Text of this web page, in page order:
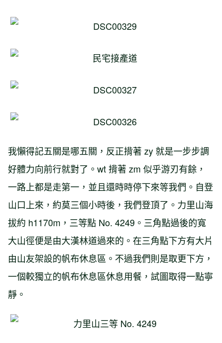
我懶得記五關是哪五關，反正揹著 zy 就是一步步調
好體力向前行就對了。wt 揹著 zm 似乎游刃有餘，
一路上都是走第一，並且還時時停下來等我們。自登
山口上來，約莫三個小時後，我們登頂了。力里山海
拔約 h1170m，三等點 No. 4249。三角點過後的寬
大山徑便是由大漢林道過來的。在三角點下方有大片
由山友架設的帆布休息區。不過我們則是取更下方，
一個較獨立的帆布休息區休息用餐，試圖取得一點寧
靜。